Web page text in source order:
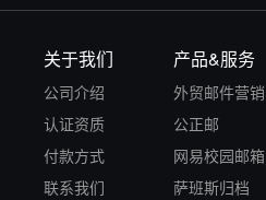
关于我们
公司介绍
认证资质
付款方式
联系我们
产品&服务
外贸邮件营销
公正邮
网易校园邮箱
萨班斯归档